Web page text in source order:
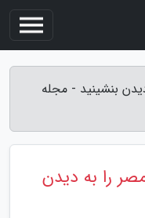
بنشینید - مجله
را به دیدن